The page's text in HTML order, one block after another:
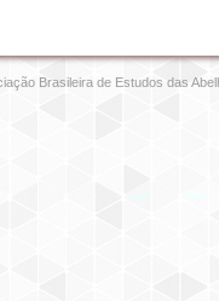
Brasileira de Estudos das